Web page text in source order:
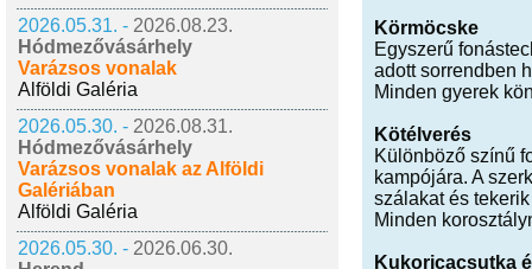
2026.05.31. - 2026.08.23.
Hódmezővásárhely
Varázsos vonalak
Alföldi Galéria
2026.05.30. - 2026.08.31.
Hódmezővásárhely
Varázsos vonalak az Alföldi
Galériában
Alföldi Galéria
2026.05.30. - 2026.06.30.
Körmöcske
Egyszerű
adott sorrendben
Minden gyerek
Kötélverés
Különböző színű
kampójára. A
szálakat és
Minden
Kukoricacsutka